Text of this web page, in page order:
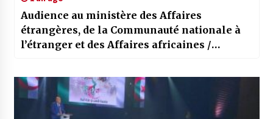
Audience au ministère des Affaires
étrangères, de la Communauté nationale à
l’étranger et des Affaires africaines /
secrétariat continental du MAEP